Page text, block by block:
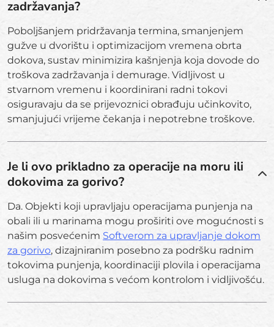
zadržavanja?
Poboljšanjem pridržavanja termina, smanjenjem
gužve u dvorištu i optimizacijom vremena obrta
dokova, sustav minimizira kašnjenja koja dovode do
troškova zadržavanja i demurage. Vidljivost u
stvarnom vremenu i koordinirani radni tokovi
osiguravaju da se prijevoznici obrađuju učinkovito,
smanjujući vrijeme čekanja i nepotrebne troškove.
Je li ovo prikladno za operacije na moru ili
dokovima za gorivo?
Da. Objekti koji upravljaju operacijama punjenja na
obali ili u marinama mogu proširiti ove mogućnosti s
našim posvećenim Softverom za upravljanje dokom
za gorivo, dizajniranim posebno za podršku radnim
tokovima punjenja, koordinaciji plovila i operacijama
usluga na dokovima s većom kontrolom i vidljivošću.